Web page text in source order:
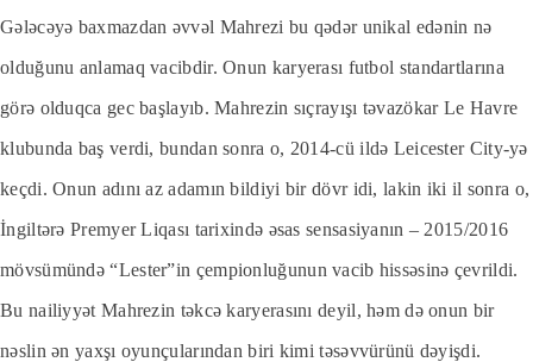
Gələcəyə baxmazdan əvvəl Mahrezi bu qədər unikal edənin nə
olduğunu anlamaq vacibdir. Onun karyerası futbol standartlarına
görə olduqca gec başlayıb. Mahrezin sıçrayışı təvazökar Le Havre
klubunda baş verdi, bundan sonra o, 2014-cü ildə Leicester City-yə
keçdi. Onun adını az adamın bildiyi bir dövr idi, lakin iki il sonra o,
İngiltərə Premyer Liqası tarixində əsas sensasiyanın – 2015/2016
mövsümündə “Lester”in çempionluğunun vacib hissəsinə çevrildi.
Bu nailiyyət Mahrezin təkcə karyerasını deyil, həm də onun bir
nəslin ən yaxşı oyunçularından biri kimi təsəvvürünü dəyişdi.